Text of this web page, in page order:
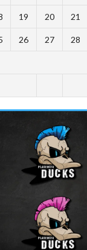
19 20 21
26 27 28